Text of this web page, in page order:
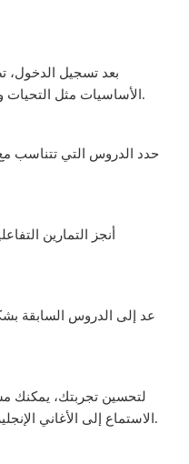
بعد تسجيل الدخول،
الأساسيات مثل التحيات والأرقام إلى مواضيع أكثر تقدمًا.
حدد الدروس التي تتناسب مع
أنجز التمارين
عد إلى الدروس السابقة
لتحسين تجربتك، يمكنك
الاستماع إلى الأغاني الإنجليزية لتطوير فهمك للغة وثقافتها.